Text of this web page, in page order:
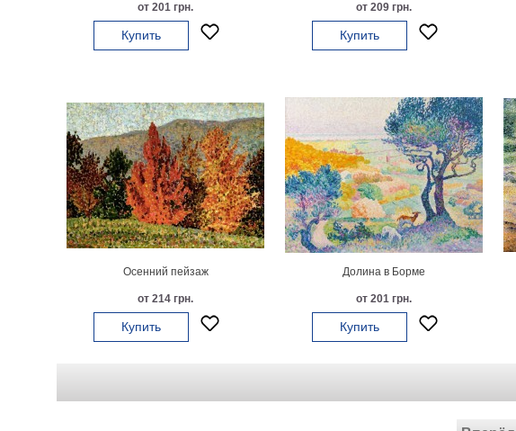
от 201 грн.
Купить
от 209 грн.
Купить
Осенний пейзаж
от 214 грн.
Купить
Долина в Борме
от 201 грн.
Купить